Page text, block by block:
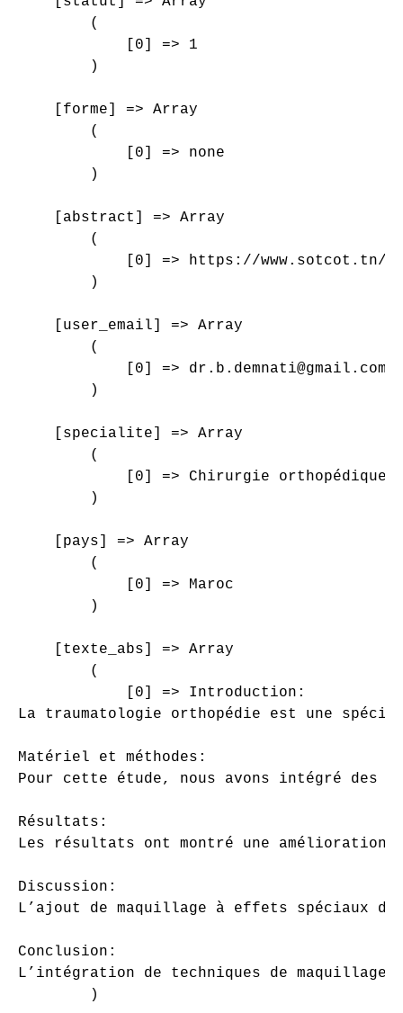
        (
            [0] => 1
        )
    [forme] => Array
        (
            [0] => none
        )
    [abstract] => Array
        (
[0] => https://www.sotcot.tn/
        )
    [user_email] => Array
        (
            [0] => dr.b.demnati@gmail.com
        )
    [specialite] => Array
        (
[0] => Chirurgie orthopédique
        )
    [pays] => Array
        (
            [0] => Maroc
        )
    [texte_abs] => Array
        (
            [0] => Introduction:
La traumatologie orthopédie est une
Matériel et méthodes:
Pour cette étude, nous avons intégré
Résultats:
Les résultats ont montré une amélioration
Discussion:
L’ajout de maquillage à effets spéciaux
Conclusion:
L’intégration de techniques de maquillage
        )